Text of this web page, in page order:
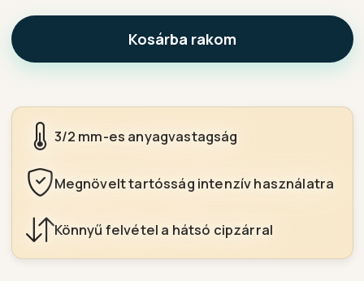
Kosárba rakom
3/2 mm-es anyagvastagság
Megnövelt tartósság intenzív használatra
Könnyű felvétel a hátsó cipzárral